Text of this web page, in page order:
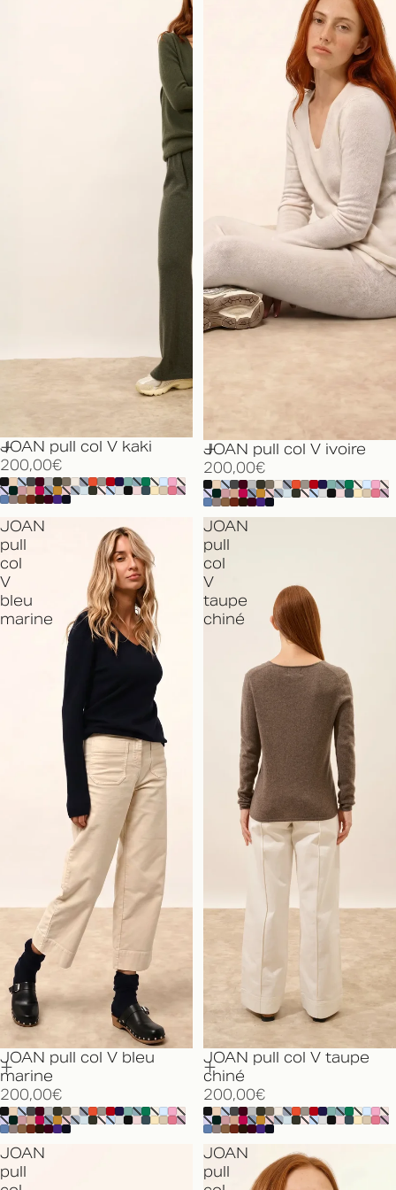
JOAN pull col V kaki
200,00€
JOAN pull col V ivoire
200,00€
JOAN
pull
col
V
bleu
marine
JOAN pull col V bleu
marine
200,00€
JOAN
pull
col
V
taupe
chiné
JOAN pull col V taupe
chiné
200,00€
JOAN
pull
JOAN
pull